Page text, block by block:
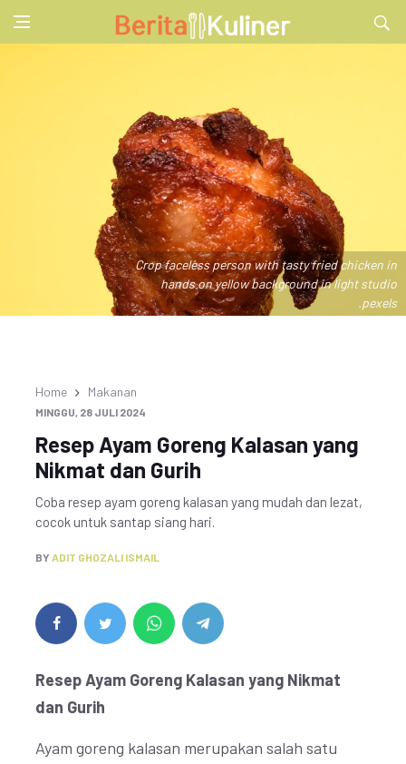
Crop faceless person with tasty fried chicken in
hands on yellow background in light studio
.pexels
Home Makanan
MINGGU, 28 JULI 2024
Resep Ayam Goreng Kalasan yang
Nikmat dan Gurih
Coba resep ayam goreng kalasan yang mudah dan lezat,
cocok untuk santap siang hari.
BY ADIT GHOZALI ISMAIL
Resep Ayam Goreng Kalasan yang Nikmat
dan Gurih
Ayam goreng kalasan merupakan salah satu